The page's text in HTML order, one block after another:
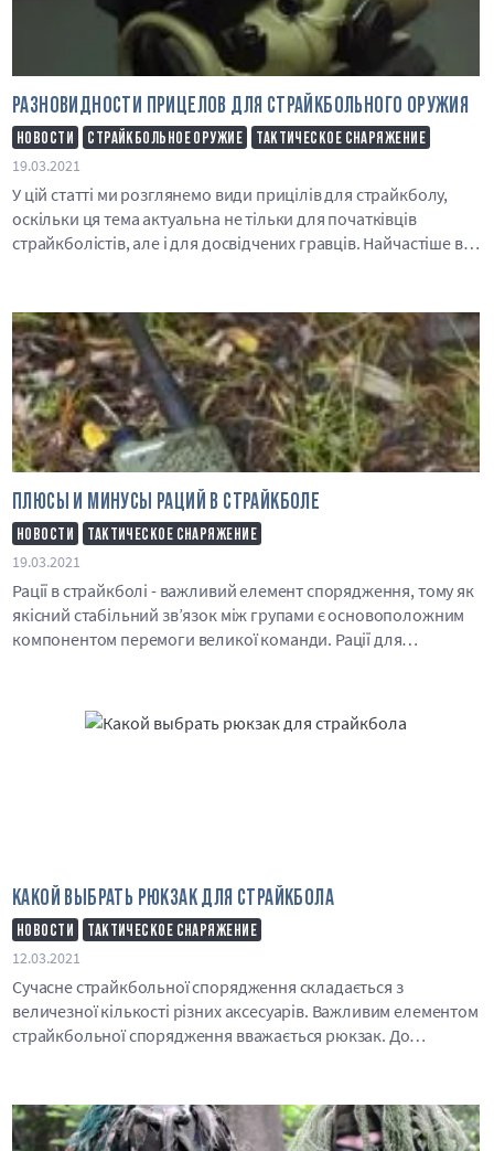
РАЗНОВИДНОСТИ ПРИЦЕЛОВ ДЛЯ СТРАЙКБОЛЬНОГО ОРУЖИЯ
НОВОСТИ СТРАЙКБОЛЬНОЕ ОРУЖИЕ ТАКТИЧЕСКОЕ СНАРЯЖЕНИЕ
19.03.2021
У цій статті ми розглянемо види прицілів для страйкболу,
оскільки ця тема актуальна не тільки для початківців
страйкболістів, але і для досвідчених гравців. Найчастіше в
ПЛЮСЫ И МИНУСЫ РАЦИЙ В СТРАЙКБОЛЕ
НОВОСТИ ТАКТИЧЕСКОЕ СНАРЯЖЕНИЕ
19.03.2021
Рації в страйкболі - важливий елемент спорядження, тому як
якісний стабільний зв’язок між групами є основоположним
компонентом перемоги великої команди. Рації для
КАКОЙ ВЫБРАТЬ РЮКЗАК ДЛЯ СТРАЙКБОЛА
НОВОСТИ ТАКТИЧЕСКОЕ СНАРЯЖЕНИЕ
12.03.2021
Сучасне страйкбольної спорядження складається з
величезної кількості різних аксесуарів. Важливим елементом
страйкбольної спорядження вважається рюкзак. До